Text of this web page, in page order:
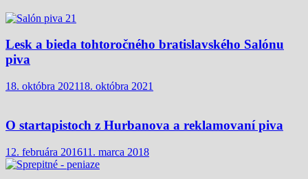
Lesk a bieda tohtoročného bratislavského Salónu
piva
18. októbra 202118. októbra 2021
O startapistoch z Hurbanova a reklamovaní piva
12. februára 201611. marca 2018